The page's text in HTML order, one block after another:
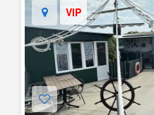
VIP